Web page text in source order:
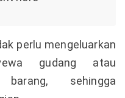
perlu mengeluarkan
gudang atau
sehingga